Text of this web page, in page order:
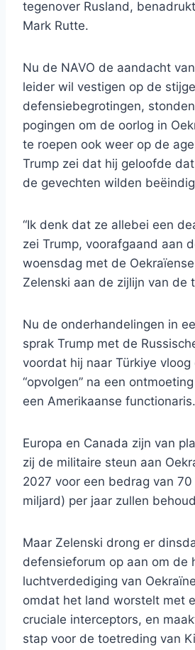
tegenover Rusland,
Mark Rutte.
Nu de NAVO de aandacht
leider wil vestigen op de
defensiebegrotingen,
pogingen om de oorlog in
te roepen ook weer op de
Trump zei dat hij geloofde
de gevechten wilden
“Ik denk dat ze allebei een
zei Trump, voorafgaand aan
woensdag met de
Zelenski aan de zijlijn van de
Nu de onderhandelingen in
sprak Trump met de
voordat hij naar Türkiye vloog
“opvolgen” na een
een Amerikaanse functionaris.
Europa en Canada zijn van
zij de militaire steun aan
2027 voor een bedrag van
miljard) per jaar zullen
Maar Zelenski drong er
defensieforum op aan om de
luchtverdediging van
omdat het land worstelt met
cruciale interceptors, en
stap voor de toetreding van